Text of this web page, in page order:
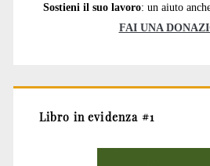
Sostieni il suo lavoro: un aiuto
FAI UNA
Libro in evidenza #1